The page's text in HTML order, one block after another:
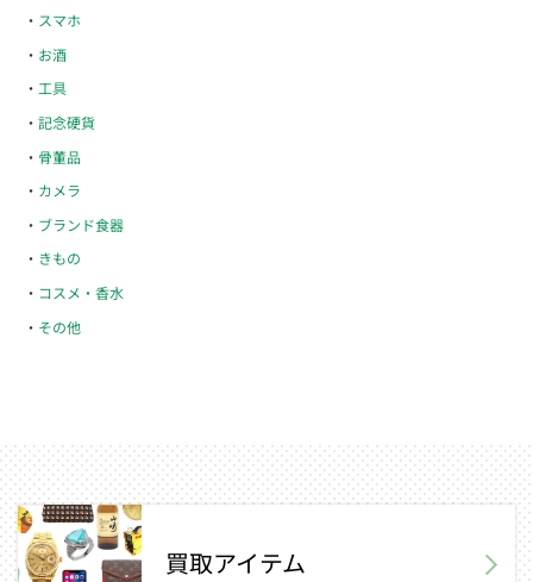
スマホ
お酒
工具
記念硬貨
骨董品
カメラ
ブランド食器
きもの
コスメ・香水
その他
買取アイテム